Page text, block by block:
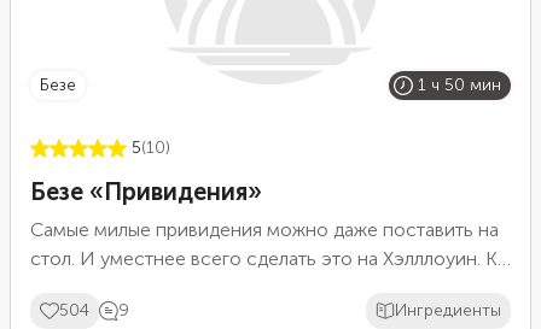
безе 1 ч 50 мин
5(10)
Безе «Привидения»
Самые милые привидения можно даже поставить на
стол. И уместнее всего сделать это на Хэлллоуин. К
призраки-безешки придутся как нельзя кстати.
504 9 Ингредиенты